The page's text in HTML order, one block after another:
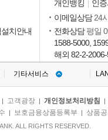
치안내
개인뱅킹
인
이메일상담 24
전화상담평일
1588-5000,
해외 82-2-
기타서비스
| 고객광장| 개인정보처리방침
| 보호금융상품등록부 | 상품
ALL RIGHTS RESERVED.